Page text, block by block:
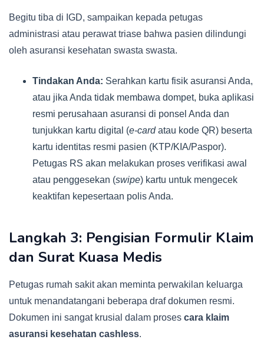
Begitu tiba di IGD, sampaikan kepada petugas
administrasi atau perawat triase bahwa pasien dilindungi
oleh asuransi kesehatan swasta swasta.
Tindakan Anda: Serahkan kartu fisik asuransi Anda,
atau jika Anda tidak membawa dompet, buka aplikasi
resmi perusahaan asuransi di ponsel Anda dan
tunjukkan kartu digital (e-cardatau kode QR) beserta
kartu identitas resmi pasien (KTP/KIA/Paspor).
Petugas RS akan melakukan proses verifikasi awal
atau penggesekan (swipe) kartu untuk mengecek
keaktifan kepesertaan polis Anda.
Langkah 3: Pengisian Formulir Klaim
dan Surat Kuasa Medis
Petugas rumah sakit akan meminta perwakilan keluarga
untuk menandatangani beberapa draf dokumen resmi.
Dokumen ini sangat krusial dalam proses cara klaim
asuransi kesehatan cashless.